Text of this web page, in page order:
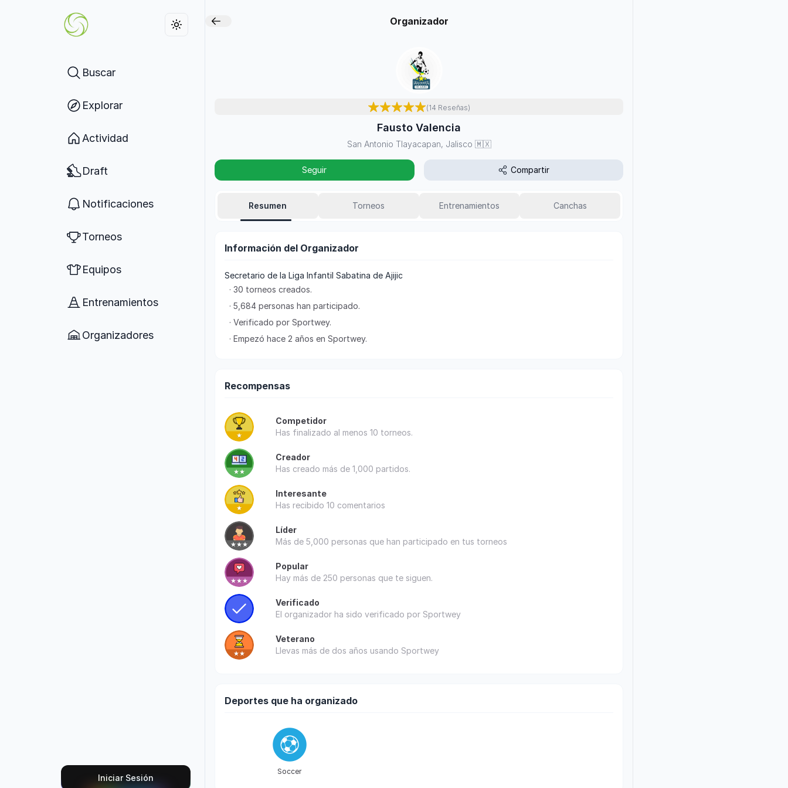
Buscar
Explorar
Actividad
Draft
Notificaciones
Torneos
Equipos
Entrenamientos
Organizadores
Iniciar Sesión
Organizador
(14 Reseñas)
Fausto Valencia
San Antonio Tlayacapan, Jalisco 🇲🇽
Seguir Compartir
Resumen Torneos Entrenamientos Canchas
Información del Organizador
Secretario de la Liga Infantil Sabatina de Ajijic
· 30 torneos creados.
· 5,684 personas han participado.
· Verificado por Sportwey.
· Empezó hace 2 años en Sportwey.
Recompensas
Competidor
Has finalizado al menos 10 torneos.
Creador
Has creado más de 1,000 partidos.
Interesante
Has recibido 10 comentarios
Líder
Más de 5,000 personas que han participado en tus torneos
Popular
Hay más de 250 personas que te siguen.
Verificado
El organizador ha sido verificado por Sportwey
Veterano
Llevas más de dos años usando Sportwey
Deportes que ha organizado
Soccer